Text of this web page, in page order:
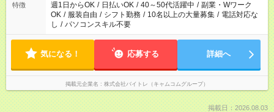
特徴 週1日からOK / 日払いOK / 40～50代活躍中 / 副業・Wワーク
OK / 服装自由 / シフト勤務 / 10名以上の大量募集 / 電話対応な
し / パソコンスキル不要
気になる！ 応募する 詳細へ
掲載元企業名 株式会社バイトレ（キャムコムグループ）
掲載日：2026.08.03